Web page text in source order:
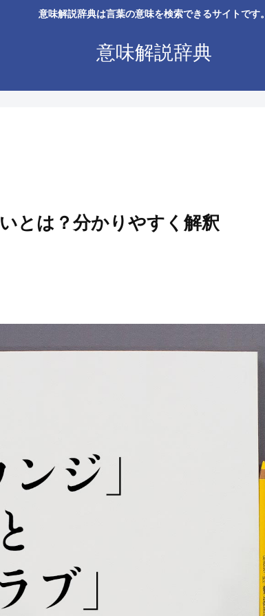
意味解説辞典は言葉の意味を検索できるサイトです。
意味解説辞典
とは？分かりやすく解釈